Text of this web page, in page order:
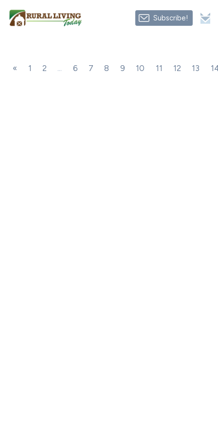
Subscribe!
« 1 2 ... 6 7 8 9 10 11 12 13